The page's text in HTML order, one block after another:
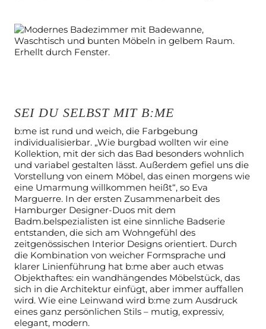
SEI DU SELBST MIT B:ME
b:me ist rund und weich, die Farbgebung
individualisierbar. „Wie burgbad wollten wir eine
Kollektion, mit der sich das Bad besonders wohnlich
und variabel gestalten lässt. Außerdem gefiel uns die
Vorstellung von einem Möbel, das einen morgens wie
eine Umarmung willkommen heißt“, so Eva
Marguerre. In der ersten Zusammenarbeit des
Hamburger Designer-Duos mit dem
Badm.belspezialisten ist eine sinnliche Badserie
entstanden, die sich am Wohngefühl des
zeitgenössischen Interior Designs orientiert. Durch
die Kombination von weicher Formsprache und
klarer Linienführung hat b:me aber auch etwas
Objekthaftes: ein wandhängendes Möbelstück, das
sich in die Architektur einfügt, aber immer auffallen
wird. Wie eine Leinwand wird b:me zum Ausdruck
eines ganz persönlichen Stils – mutig, expressiv,
elegant, modern.